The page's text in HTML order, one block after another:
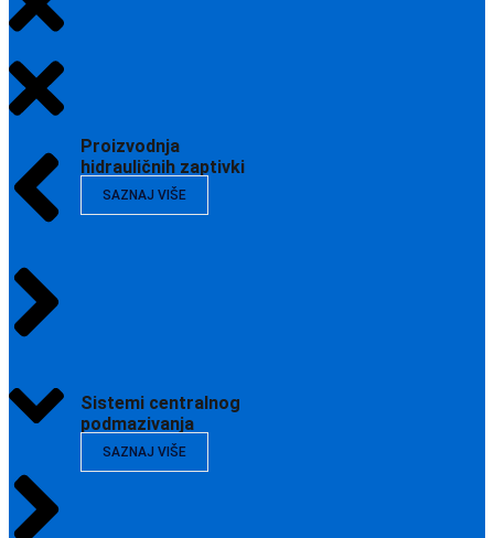
Proizvodnja
hidrauličnih zaptivki
SAZNAJ VIŠE
Sistemi centralnog
podmazivanja
SAZNAJ VIŠE